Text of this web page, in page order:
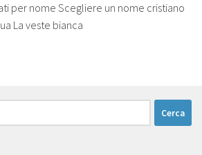
per nome Scegliere un nome cristiano
La veste bianca